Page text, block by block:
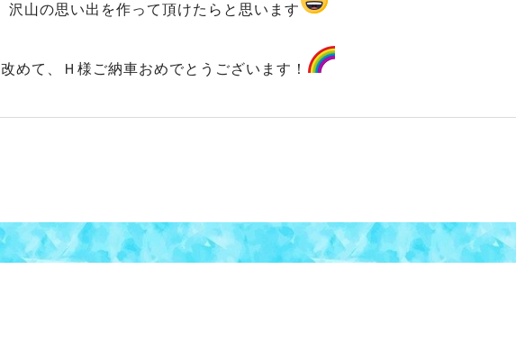
沢山の思い出を作って頂けたらと思います
改めて、Ｈ様ご納車おめでとうございます！